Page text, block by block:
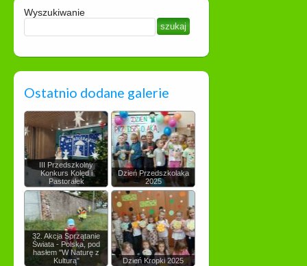
Wyszukiwanie
Ostatnio dodane galerie
III Przedszkolny
Konkurs Kolęd i
Pastorałek
Dzień Przedszkolaka
2025
32. Akcja Sprzątanie
Świata - Polska, pod
hasłem "W Naturę z
Kulturą"
Dzień Kropki 2025